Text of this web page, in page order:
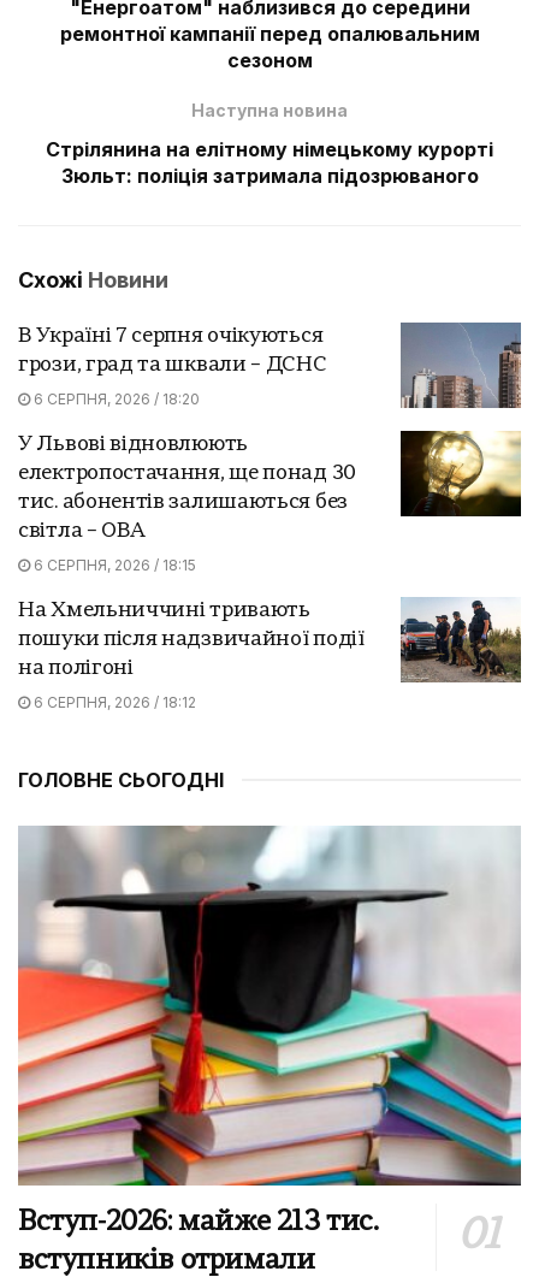
"Енергоатом" наблизився до середини
ремонтної кампанії перед опалювальним
сезоном
Наступна новина
Стрілянина на елітному німецькому курорті
Зюльт: поліція затримала підозрюваного
Схожі Новини
В Україні 7 серпня очікуються
грози, град та шквали – ДСНС
6 СЕРПНЯ, 2026 / 18:20
У Львові відновлюють
електропостачання, ще понад 30
тис. абонентів залишаються без
світла – ОВА
6 СЕРПНЯ, 2026 / 18:15
На Хмельниччині тривають
пошуки після надзвичайної події
на полігоні
6 СЕРПНЯ, 2026 / 18:12
ГОЛОВНЕ СЬОГОДНІ
Вступ-2026: майже 213 тис.
вступників отримали